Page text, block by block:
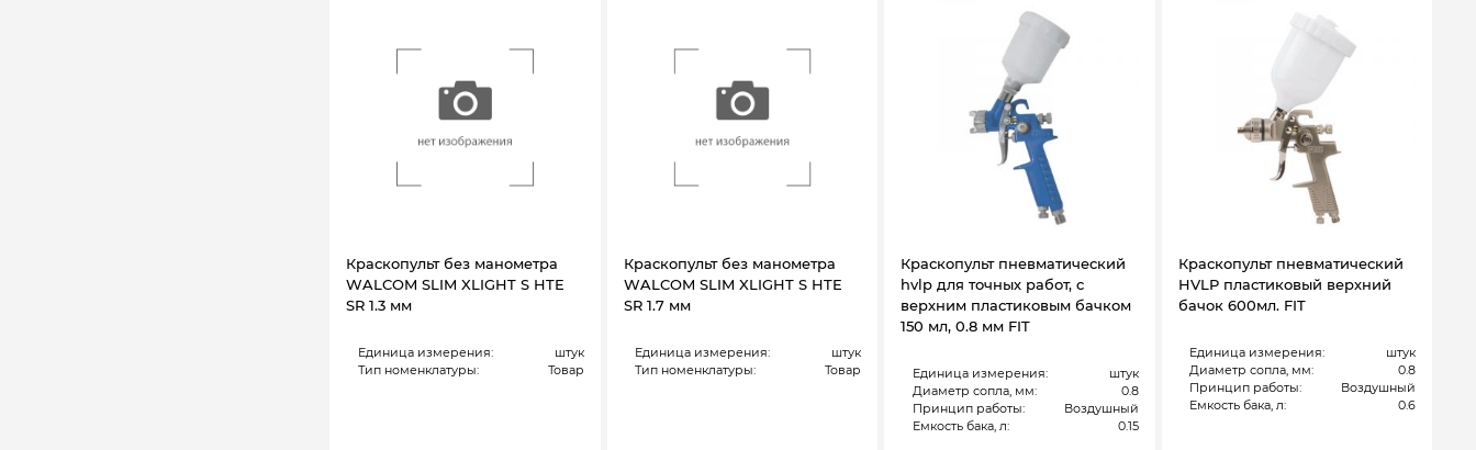
Краскопульт без манометра
WALCOM SLIM XLIGHT S HTE
SR 1.3 мм
Единица измерения:
штук
Тип номенклатуры:
Товар
Краскопульт без манометра
WALCOM SLIM XLIGHT S HTE
SR 1.7 мм
Единица измерения:
штук
Тип номенклатуры:
Товар
Краскопульт пневматический
hvlp для точных работ, c
верхним пластиковым бачком
150 мл, 0.8 мм FIT
Единица измерения:
штук
Диаметр сопла, мм:
0.8
Принцип работы:
Воздушный
Емкость бака, л:
0.15
Краскопульт пневматический
HVLP пластиковый верхний
бачок 600мл. FIT
Единица измерения:
штук
Диаметр сопла, мм:
0.8
Принцип работы:
Воздушный
Емкость бака, л:
0.6